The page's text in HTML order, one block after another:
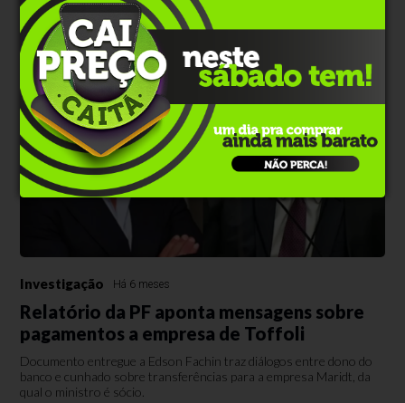
Após morte de gaúchos na BR-282, três pessoas da mesma família
morreram nesta quarta-feira, 18.
Investigação Há 6 meses
Relatório da PF aponta mensagens sobre
pagamentos a empresa de Toffoli
Documento entregue a Edson Fachin traz diálogos entre dono do
banco e cunhado sobre transferências para a empresa Maridt, da
qual o ministro é sócio.